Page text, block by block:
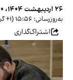
۲۶ اردیبهشت ۱۴۰۴، ۲۱:۵۰ (‎+۱ گرینویچ)
به‌روزرسانی: ۱۵:۵۶ (‎+۱ گرینویچ)
اشتراک‌گذاری